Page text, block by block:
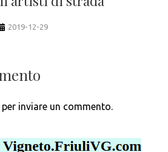
2019-12-29
per inviare un commento.